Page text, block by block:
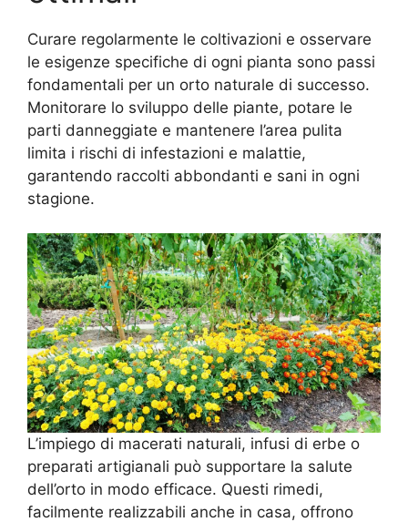
Curare regolarmente le coltivazioni e osservare
le esigenze specifiche di ogni pianta sono passi
fondamentali per un orto naturale di successo.
Monitorare lo sviluppo delle piante, potare le
parti danneggiate e mantenere l’area pulita
limita i rischi di infestazioni e malattie,
garantendo raccolti abbondanti e sani in ogni
stagione.
L’impiego di macerati naturali, infusi di erbe o
preparati artigianali può supportare la salute
dell’orto in modo efficace. Questi rimedi,
facilmente realizzabili anche in casa, offrono